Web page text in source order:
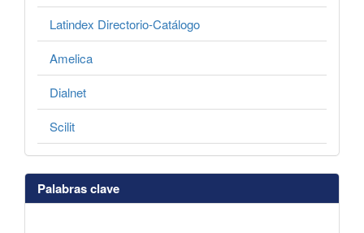
Latindex Directorio-Catálogo
Amelica
Dialnet
Scilit
Palabras clave